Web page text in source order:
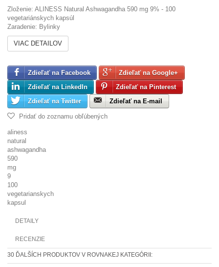
Zloženie: ALINESS Natural Ashwagandha 590 mg 9% - 100
vegetariánskych kapsúl
Zaradenie: Bylinky
VIAC DETAILOV
Zdieľať na Facebook
Zdieľať na Google+
Zdieľať na LinkedIn
Zdieľať na Pinterest
Zdieľať na Twitter
Zdieľať na E-mail
Pridať do zoznamu obľúbených
aliness
natural
ashwagandha
590
mg
9
100
vegetarianskych
kapsul
DETAILY
RECENZIE
30 ĎALŠÍCH PRODUKTOV V ROVNAKEJ KATEGÓRII: